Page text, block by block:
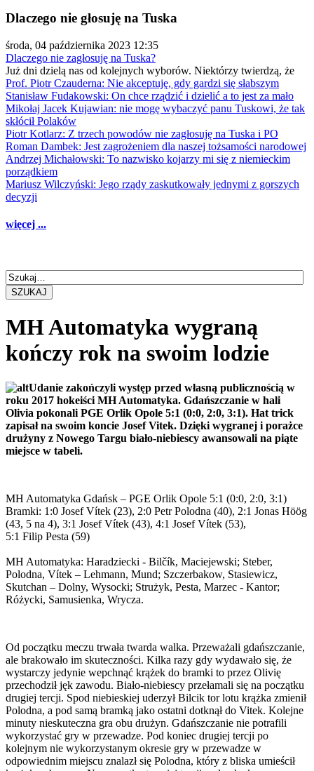
Dlaczego nie głosuję na Tuska
środa, 04 października 2023 12:35
Dlaczego nie zagłosuję na Tuska?
Już dni dzielą nas od kolejnych wyborów. Niektórzy twierdzą, że
Prof. Piotr Czauderna: Nie akceptuję, gdy gardzi się słabszym
Stanisław Fudakowski: On chce rządzić i dzielić a to jest za mało
Mikołaj Jacek Kujawian: nie mogę wybaczyć panu Tuskowi, że tak
skłócił Polaków
Piotr Kotlarz: Z trzech powodów nie zagłosuję na Tuska i PO
Roman Dambek: Jest zagrożeniem dla naszej tożsamości narodowej
Andrzej Michałowski: To nazwisko kojarzy mi się z niemieckim
porządkiem
Mariusz Wilczyński: Jego rządy zaskutkowały jednymi z gorszych
decyzji
więcej ...
SZUKAJ
MH Automatyka wygraną
kończy rok na swoim lodzie
Udanie zakończyli występ przed własną publicznością w
roku 2017 hokeiści MH Automatyka. Gdańszczanie w hali
Olivia pokonali PGE Orlik Opole 5:1 (0:0, 2:0, 3:1). Hat trick
zapisał na swoim koncie Josef Vitek. Dzięki wygranej i porażce
drużyny z Nowego Targu biało-niebiescy awansowali na piąte
miejsce w tabeli.
MH Automatyka Gdańsk – PGE Orlik Opole 5:1 (0:0, 2:0, 3:1)
Bramki: 1:0 Josef Vítek (23), 2:0 Petr Polodna (40), 2:1 Jonas Höög
(43, 5 na 4), 3:1 Josef Vítek (43), 4:1 Josef Vítek (53),
5:1 Filip Pesta (59)
MH Automatyka: Haradziecki - Bilčík, Maciejewski; Steber,
Polodna, Vítek – Lehmann, Mund; Szczerbakow, Stasiewicz,
Skutchan – Dolny, Wysocki; Strużyk, Pesta, Marzec - Kantor;
Różycki, Samusienka, Wrycza.
Od początku meczu trwała twarda walka. Przeważali gdańszczanie,
ale brakowało im skuteczności. Kilka razy gdy wydawało się, że
wystarczy jedynie wepchnąć krążek do bramki to przez Olivię
przechodził jęk zawodu. Biało-niebiescy przełamali się na początku
drugiej tercji. Spod niebieskiej uderzył Bilcik tor lotu krążka zmienił
Polodna, a pod samą bramką jako ostatni dotknął do Vitek. Kolejne
minuty nieskuteczna gra obu drużyn. Gdańszczanie nie potrafili
wykorzystać gry w przewadze. Pod koniec drugiej tercji po
kolejnym nie wykorzystanym okresie gry w przewadze w
odpowiednim miejscu znalazł się Polodna, który z bliska umieścił